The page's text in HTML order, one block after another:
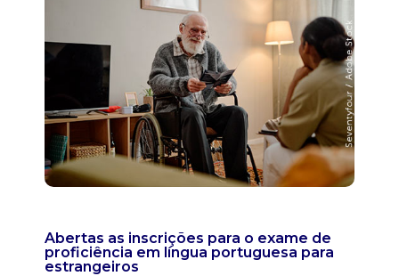
Abertas as inscrições para o exame de
proficiência em língua portuguesa para
estrangeiros